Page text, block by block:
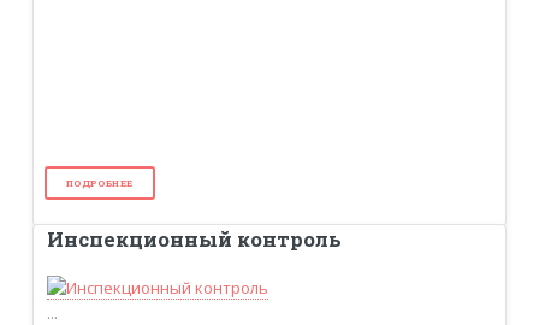
ПОДРОБНЕЕ
Инспекционный контроль
...